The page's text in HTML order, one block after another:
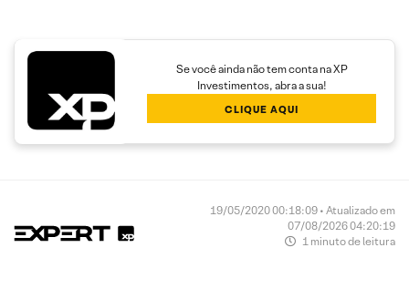
Se você ainda não tem conta na XP
Investimentos, abra a sua!
CLIQUE AQUI
19/05/2020 00:18:09 • Atualizado em
07/08/2026 04:20:19
1 minuto de leitura